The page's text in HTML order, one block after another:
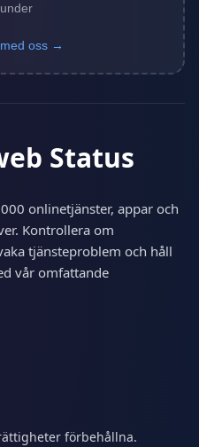
oss →
Status
onlinetjänster, appar och
Kontrollera om
tjänsteproblem och håll
vår omfattande
förbehållna.